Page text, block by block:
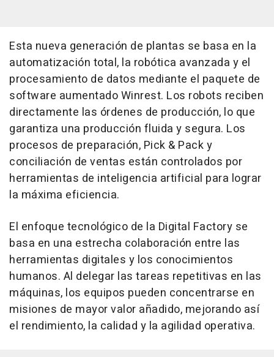
Esta nueva generación de plantas se basa en la
automatización total, la robótica avanzada y el
procesamiento de datos mediante el paquete de
software aumentado Winrest. Los robots reciben
directamente las órdenes de producción, lo que
garantiza una producción fluida y segura. Los
procesos de preparación, Pick & Pack y
conciliación de ventas están controlados por
herramientas de inteligencia artificial para lograr
la máxima eficiencia.
El enfoque tecnológico de la Digital Factory se
basa en una estrecha colaboración entre las
herramientas digitales y los conocimientos
humanos. Al delegar las tareas repetitivas en las
máquinas, los equipos pueden concentrarse en
misiones de mayor valor añadido, mejorando así
el rendimiento, la calidad y la agilidad operativa.